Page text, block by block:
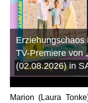
TV-Premiere von
(02.08.2026) in
Marion (Laura